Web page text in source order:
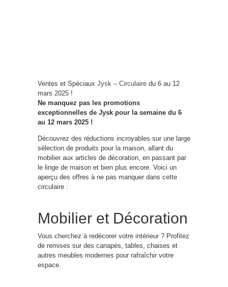
Ventes et Spéciaux Jysk – Circulaire du 6 au 12
mars 2025 !
Ne manquez pas les promotions
exceptionnelles de Jysk pour la semaine du 6
au 12 mars 2025 !
Découvrez des réductions incroyables sur une large
sélection de produits pour la maison, allant du
mobilier aux articles de décoration, en passant par
le linge de maison et bien plus encore. Voici un
aperçu des offres à ne pas manquer dans cette
circulaire :
Mobilier et Décoration
Vous cherchez à redécorer votre intérieur ? Profitez
de remises sur des canapés, tables, chaises et
autres meubles modernes pour rafraîchir votre
espace.